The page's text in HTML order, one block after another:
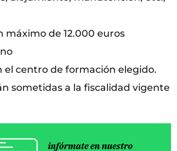
máximo de 12.000 euros
el centro de formación elegido.
sometidas a la fiscalidad vigente